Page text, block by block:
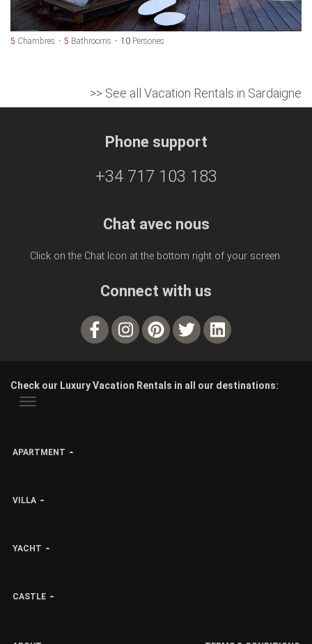
5 Chambres 5 Bathrooms 10 Persones
>> See all Vacation Rentals in Sardaigne
Phone support
+34 717 103 183
Chat avec nous
Click on the Chat Icon at the bottom right of your screen.
Connect with us
Check our Luxury Vacation Rentals in all our destinations:
APARTMENT
VILLA
YACHT
CASTLE